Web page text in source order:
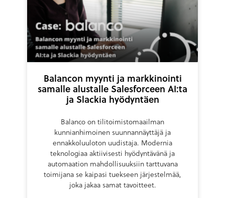
Balancon myynti ja markkinointi
samalle alustalle Salesforceen AI:ta
ja Slackia hyödyntäen
Balanco on tilitoimistomaailman
kunnianhimoinen suunnannäyttäjä ja
ennakkoluuloton uudistaja. Modernia
teknologiaa aktiivisesti hyödyntävänä ja
automaation mahdollisuuksiin tarttuvana
toimijana se kaipasi tuekseen järjestelmää,
joka jakaa samat tavoitteet.